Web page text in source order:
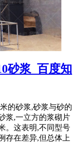
砂浆_百度知
的砂浆,砂浆与砂的
浆,一立方的浆砌片
。这表明,不同型号
存在差异,但总体上